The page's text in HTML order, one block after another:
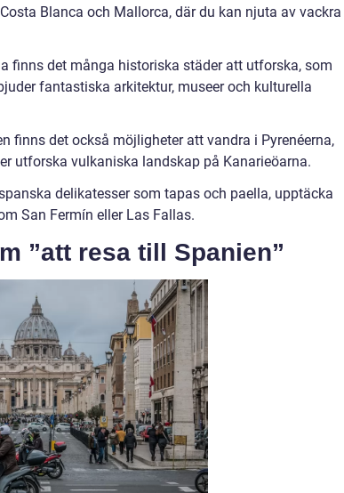
Blanca och Mallorca, där du kan njuta av vackra
finns det många historiska städer att utforska, som
fantastiska arkitektur, museer och kulturella
finns det också möjligheter att vandra i Pyrenéerna,
utforska vulkaniska landskap på Kanarieöarna.
delikatesser som tapas och paella, upptäcka
San Fermín eller Las Fallas.
”att resa till Spanien”